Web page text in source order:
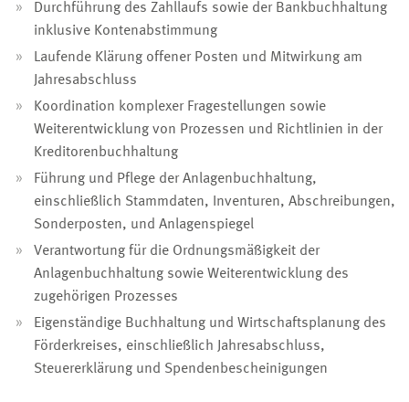
Durchführung des Zahllaufs sowie der Bankbuchhaltung
inklusive Kontenabstimmung
Laufende Klärung offener Posten und Mitwirkung am
Jahresabschluss
Koordination komplexer Fragestellungen sowie
Weiterentwicklung von Prozessen und Richtlinien in der
Kreditorenbuchhaltung
Führung und Pflege der Anlagenbuchhaltung,
einschließlich Stammdaten, Inventuren, Abschreibungen,
Sonderposten, und Anlagenspiegel
Verantwortung für die Ordnungsmäßigkeit der
Anlagenbuchhaltung sowie Weiterentwicklung des
zugehörigen Prozesses
Eigenständige Buchhaltung und Wirtschaftsplanung des
Förderkreises, einschließlich Jahresabschluss,
Steuererklärung und Spendenbescheinigungen